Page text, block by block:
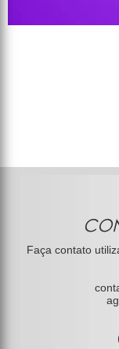
Faça contato